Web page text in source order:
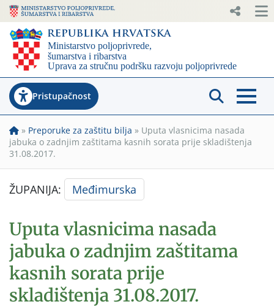
Pristupačnost
» Preporuke za zaštitu bilja » Uputa vlasnicima nasada
jabuka o zadnjim zaštitama kasnih sorata prije skladištenja
31.08.2017.
ŽUPANIJA: Međimurska
Uputa vlasnicima nasada
jabuka o zadnjim zaštitama
kasnih sorata prije
skladištenja 31.08.2017.